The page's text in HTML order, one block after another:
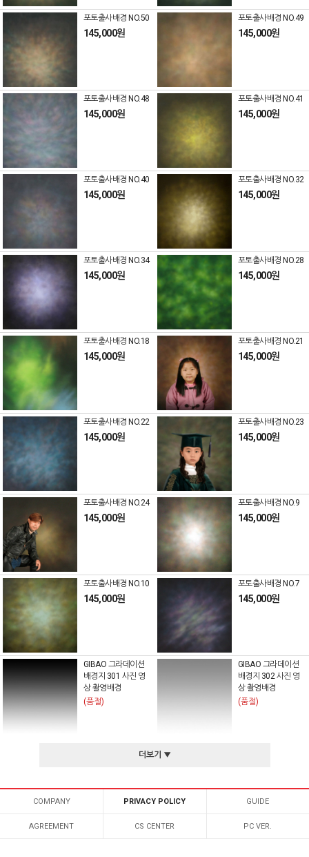
포토출사배경 NO.50
145,000원
포토출사배경 NO.49
145,000원
포토출사배경 NO.48
145,000원
포토출사배경 NO.41
145,000원
포토출사배경 NO.40
145,000원
포토출사배경 NO.32
145,000원
포토출사배경 NO.34
145,000원
포토출사배경 NO.28
145,000원
포토출사배경 NO.18
145,000원
포토출사배경 NO.21
145,000원
포토출사배경 NO.22
145,000원
포토출사배경 NO.23
145,000원
포토출사배경 NO.24
145,000원
포토출사배경 NO.9
145,000원
포토출사배경 NO.10
145,000원
포토출사배경 NO.7
145,000원
GIBAO 그라데이션
배경지 301 사진 영
상 촬영배경
(품절)
GIBAO 그라데이션
배경지 302 사진 영
상 촬영배경
(품절)
더보기 ▼
COMPANY PRIVACY POLICY GUIDE
AGREEMENT CS CENTER PC VER.